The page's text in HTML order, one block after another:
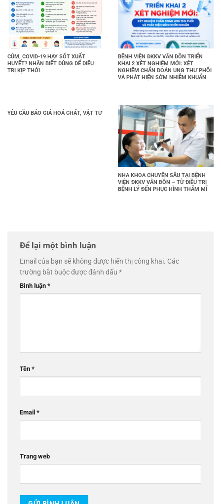
CÚM, COVID-19 HAY SỐT XUẤT
HUYẾT? NHẬN BIẾT ĐÚNG ĐỂ ĐIỀU
TRỊ KỊP THỜI
BỆNH VIỆN ĐKKV VÂN ĐỒN TRIỂN
KHAI 2 XÉT NGHIỆM MỚI: XÉT
NGHIỆM CHẨN ĐOÁN UNG THƯ PHỔI
VÀ PHÁT HIỆN SỚM NHIỄM KHUẨN
YÊU CẦU BÁO GIÁ HOÁ CHẤT, VẬT TƯ
NHA KHOA CHUYÊN SÂU TẠI BỆNH
VIỆN ĐKKV VÂN ĐỒN – TỪ ĐIỀU TRỊ
BỆNH LÝ ĐẾN PHỤC HÌNH THẨM MĨ
Để lại một bình luận
Email của bạn sẽ không được hiển thị công khai. Các
trường bắt buộc được đánh dấu *
Bình luận *
Tên *
Email *
Trang web